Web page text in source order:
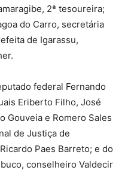
2ª tesoureira;
do Carro, secretária
de Igarassu,
federal Fernando
Eriberto Filho, José
Gouveia e Romero Sales
de Justiça de
Paes Barreto; e do
conselheiro Valdecir